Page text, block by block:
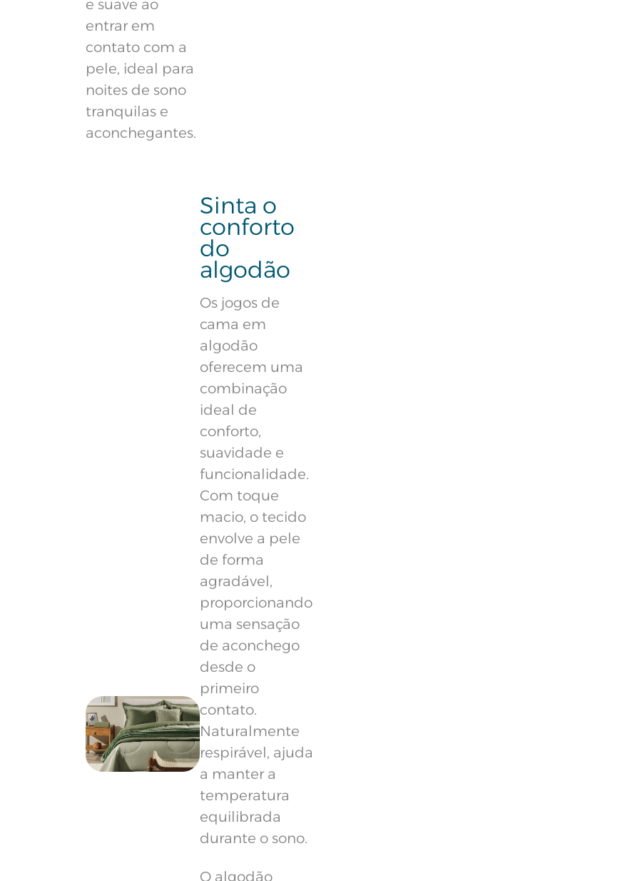
e suave ao
entrar em
contato com a
pele, ideal para
noites de sono
tranquilas e
aconchegantes.
Sinta o
conforto
do
algodão
Os jogos de
cama em
algodão
oferecem uma
combinação
ideal de
conforto,
suavidade e
funcionalidade.
Com toque
macio, o tecido
envolve a pele
de forma
agradável,
proporcionando
uma sensação
de aconchego
desde o
primeiro
contato.
Naturalmente
respirável, ajuda
a manter a
temperatura
equilibrada
durante o sono.
O algodão